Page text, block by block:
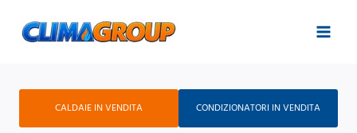
CALDAIE IN VENDITA CONDIZIONATORI IN VENDITA